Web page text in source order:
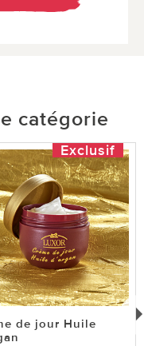
catégorie
Exclusif
de jour Huile